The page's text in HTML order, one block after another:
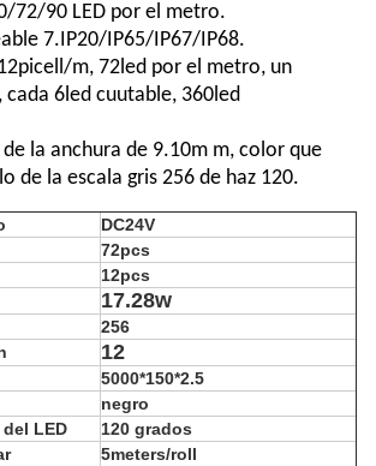
72/90 LED por el metro.
7.IP20/IP65/IP67/IP68.
m, 72led por el metro, un
cada 6led cuutable, 360led
la anchura de 9.10m m, color que
de la escala gris 256 de haz 120.
DC24V
72pcs
12pcs
17.28w
256
12
5000*150*2.5
negro
LED
120 grados
5meters/roll